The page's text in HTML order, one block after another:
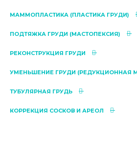
МАММОПЛАСТИКА (ПЛАСТИКА ГРУДИ)
ПОДТЯЖКА ГРУДИ (МАСТОПЕКСИЯ)
РЕКОНСТРУКЦИЯ ГРУДИ
УМЕНЬШЕНИЕ ГРУДИ (РЕДУКЦИОННАЯ
ТУБУЛЯРНАЯ ГРУДЬ
КОРРЕКЦИЯ СОСКОВ И АРЕОЛ